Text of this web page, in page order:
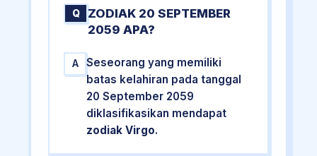
Q
ZODIAK 20 SEPTEMBER
2059 APA?
A
Seseorang yang memiliki
batas kelahiran pada tanggal
20 September 2059
diklasifikasikan mendapat
zodiak Virgo.